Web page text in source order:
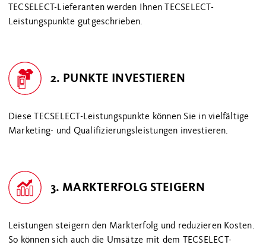
TECSELECT-Lieferanten werden Ihnen TECSELECT-
Leistungspunkte gutgeschrieben.
2. PUNKTE INVESTIEREN
Diese TECSELECT-Leistungspunkte können Sie in vielfältige
Marketing- und Qualifizierungsleistungen investieren.
3. MARKTERFOLG STEIGERN
Leistungen steigern den Markterfolg und reduzieren Kosten.
So können sich auch die Umsätze mit dem TECSELECT-